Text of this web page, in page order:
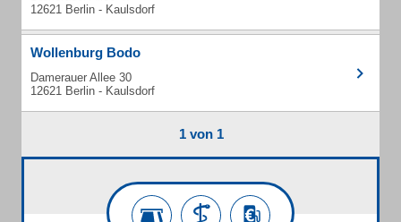
12621 Berlin - Kaulsdorf
Wollenburg Bodo
Damerauer Allee 30
12621 Berlin - Kaulsdorf
1 von 1